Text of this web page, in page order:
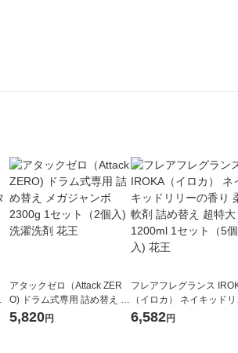
アタックゼロ（Attack ZER
O) ドラム式専用 詰め替え メ
ガジャンボ 2300g 1セット
（2個入) 洗濯洗剤 花王
5,820円
フレアフレグランス
（イロカ） ネイキッドリ
ーの香り 柔軟剤 詰め替え
特大 1200ml 1セット（5個
6,582円